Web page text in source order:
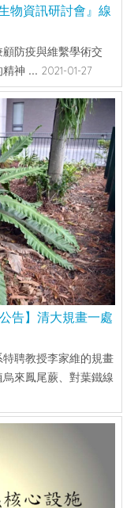
物資訊研討會』線
防疫與維繫學術交
神 ... 2021-01-27
告】清大規畫一處
聘教授李家維的規畫
來鳳尾蕨、對葉鐵線